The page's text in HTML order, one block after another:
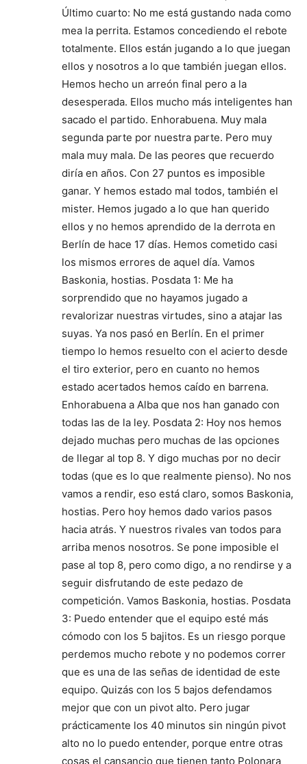
Último cuarto: No me está gustando nada como
mea la perrita. Estamos concediendo el rebote
totalmente. Ellos están jugando a lo que juegan
ellos y nosotros a lo que también juegan ellos.
Hemos hecho un arreón final pero a la
desesperada. Ellos mucho más inteligentes han
sacado el partido. Enhorabuena. Muy mala
segunda parte por nuestra parte. Pero muy
mala muy mala. De las peores que recuerdo
diría en años. Con 27 puntos es imposible
ganar. Y hemos estado mal todos, también el
mister. Hemos jugado a lo que han querido
ellos y no hemos aprendido de la derrota en
Berlín de hace 17 días. Hemos cometido casi
los mismos errores de aquel día. Vamos
Baskonia, hostias. Posdata 1: Me ha
sorprendido que no hayamos jugado a
revalorizar nuestras virtudes, sino a atajar las
suyas. Ya nos pasó en Berlín. En el primer
tiempo lo hemos resuelto con el acierto desde
el tiro exterior, pero en cuanto no hemos
estado acertados hemos caído en barrena.
Enhorabuena a Alba que nos han ganado con
todas las de la ley. Posdata 2: Hoy nos hemos
dejado muchas pero muchas de las opciones
de llegar al top 8. Y digo muchas por no decir
todas (que es lo que realmente pienso). No nos
vamos a rendir, eso está claro, somos Baskonia,
hostias. Pero hoy hemos dado varios pasos
hacia atrás. Y nuestros rivales van todos para
arriba menos nosotros. Se pone imposible el
pase al top 8, pero como digo, a no rendirse y a
seguir disfrutando de este pedazo de
competición. Vamos Baskonia, hostias. Posdata
3: Puedo entender que el equipo esté más
cómodo con los 5 bajitos. Es un riesgo porque
perdemos mucho rebote y no podemos correr
que es una de las señas de identidad de este
equipo. Quizás con los 5 bajos defendamos
mejor que con un pivot alto. Pero jugar
prácticamente los 40 minutos sin ningún pivot
alto no lo puedo entender, porque entre otras
cosas el cansancio que tienen tanto Polonara